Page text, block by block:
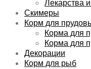
Лекарства
Скимеры
Корм для
Корма для
Корма для
Декорации
Корм для рыб